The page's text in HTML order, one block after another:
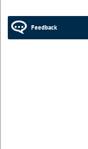
Feedback